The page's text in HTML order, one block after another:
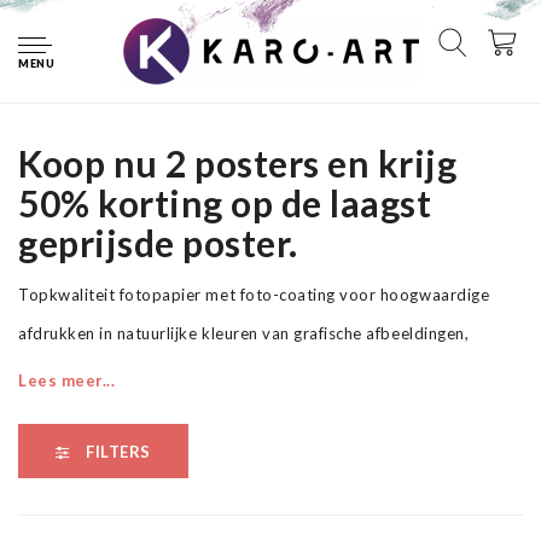
MENU
Posters Art
Koop nu 2 posters en krijg
50% korting op de laagst
geprijsde poster.
Topkwaliteit fotopapier met foto-coating voor hoogwaardige
afdrukken in natuurlijke kleuren van grafische afbeeldingen,
presentaties en posters. Het papier is onmiddellijk droog, is
beeldscherpte.
Lees meer...
FILTERS